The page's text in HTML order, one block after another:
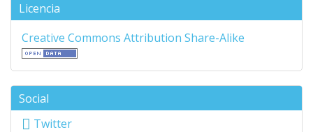
Licencia
Creative Commons Attribution Share-Alike
Social
Twitter